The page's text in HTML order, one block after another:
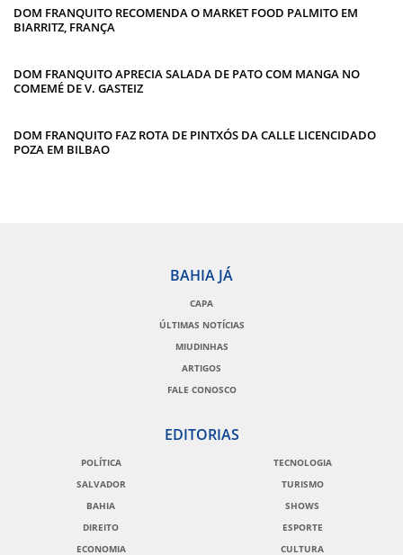
DOM FRANQUITO RECOMENDA O MARKET FOOD PALMITO EM
BIARRITZ, FRANÇA
DOM FRANQUITO APRECIA SALADA DE PATO COM MANGA NO
COMEMÉ DE V. GASTEIZ
DOM FRANQUITO FAZ ROTA DE PINTXÓS DA CALLE LICENCIDADO
POZA EM BILBAO
BAHIA JÁ
CAPA
ÚLTIMAS NOTÍCIAS
MIUDINHAS
ARTIGOS
FALE CONOSCO
EDITORIAS
POLÍTICA
SALVADOR
BAHIA
DIREITO
ECONOMIA
TECNOLOGIA
TURISMO
SHOWS
ESPORTE
CULTURA